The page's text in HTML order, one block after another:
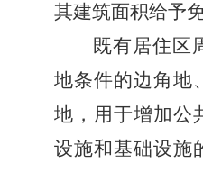
其建筑面积给予
既有居住区
地条件的边角地
地，用于增加公
设施和基础设施